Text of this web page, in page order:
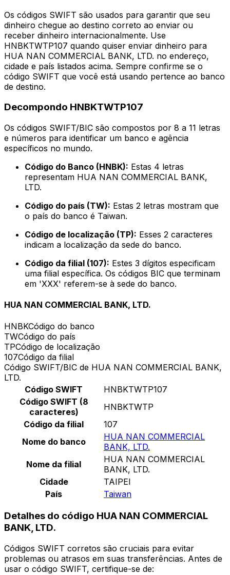
Os códigos SWIFT são usados para garantir que seu
dinheiro chegue ao destino correto ao enviar ou
receber dinheiro internacionalmente. Use
HNBKTWTP107 quando quiser enviar dinheiro para
HUA NAN COMMERCIAL BANK, LTD. no endereço,
cidade e país listados acima. Sempre confirme se o
código SWIFT que você está usando pertence ao banco
de destino.
Decompondo HNBKTWTP107
Os códigos SWIFT/BIC são compostos por 8 a 11 letras
e números para identificar um banco e agência
específicos no mundo.
Código do Banco (HNBK): Estas 4 letras
representam HUA NAN COMMERCIAL BANK,
LTD.
Código do país (TW): Estas 2 letras mostram que
o país do banco é Taiwan.
Código de localização (TP): Esses 2 caracteres
indicam a localização da sede do banco.
Código da filial (107): Estes 3 dígitos especificam
uma filial específica. Os códigos BIC que terminam
em 'XXX' referem-se à sede do banco.
HUA NAN COMMERCIAL BANK, LTD.
HNBKCódigo do banco
TWCódigo do país
TPCódigo de localização
107Código da filial
Código SWIFT/BIC de HUA NAN COMMERCIAL BANK,
LTD.
Código SWIFT
HNBKTWTP107
Código SWIFT (8
caracteres)
HNBKTWTP
Código da filial
107
Nome do banco
HUA NAN COMMERCIAL
BANK, LTD.
Nome da filial
HUA NAN COMMERCIAL
BANK, LTD.
Cidade
TAIPEI
País
Taiwan
Detalhes do código HUA NAN COMMERCIAL
BANK, LTD.
Códigos SWIFT corretos são cruciais para evitar
problemas ou atrasos em suas transferências. Antes de
usar o código SWIFT, certifique-se de: